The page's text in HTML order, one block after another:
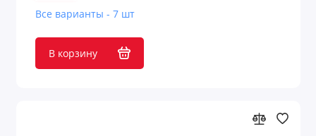
Все варианты - 7 шт
В корзину